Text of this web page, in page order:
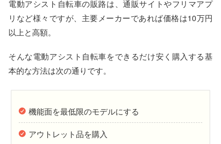
電動アシスト自転車の販路は、通販サイトやフリマアプ
リなど様々ですが、主要メーカーであれば価格は10万円
以上と高額。
そんな電動アシスト自転車をできるだけ安く購入する基
本的な方法は次の通りです。
機能面を最低限のモデルにする
アウトレット品を購入